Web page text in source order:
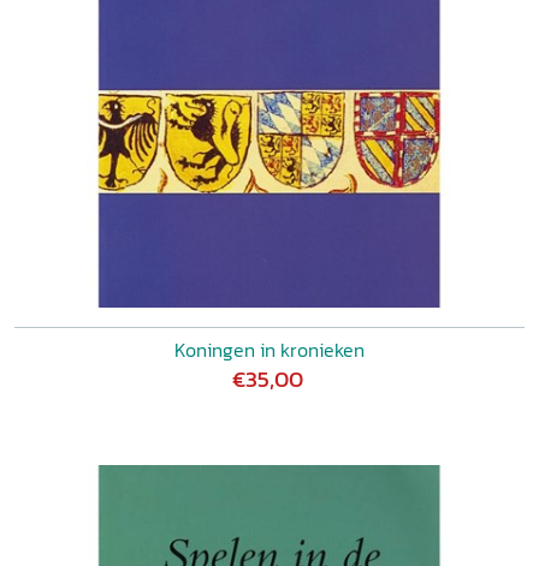
Koningen in kronieken
€35,00